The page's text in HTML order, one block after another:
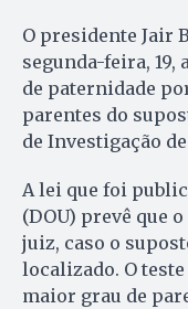
O presidente Jair
segunda-feira, 19,
de paternidade
parentes do
de Investigação
A lei que foi
(DOU) prevê que
juiz, caso o
localizado. O
maior grau de